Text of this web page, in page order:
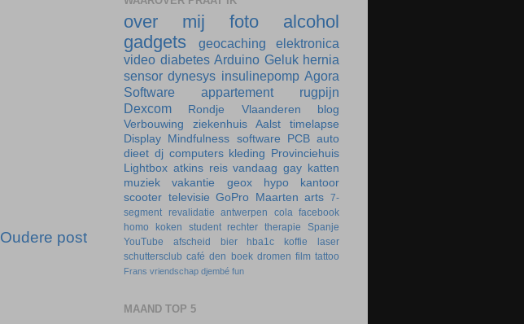
Oudere post
over mij foto
alcohol
gadgets
geocaching
elektronica
video diabetes Arduino Geluk hernia
sensor dynesys insulinepomp Agora
Software
appartement
rugpijn
Dexcom
Rondje Vlaanderen
blog
Verbouwing
ziekenhuis Aalst
timelapse
Display
Mindfulness software PCB auto
dieet dj computers kleding
Provinciehuis
Lightbox atkins reis vandaag gay katten
muziek
vakantie geox hypo
kantoor
scooter televisie GoPro Maarten arts 7-
segment revalidatie antwerpen cola facebook
homo
koken student rechter therapie
Spanje
YouTube
afscheid bier hba1c koffie
laser
schuttersclub café den boek dromen film tattoo
Frans vriendschap djembé fun
MAAND TOP 5